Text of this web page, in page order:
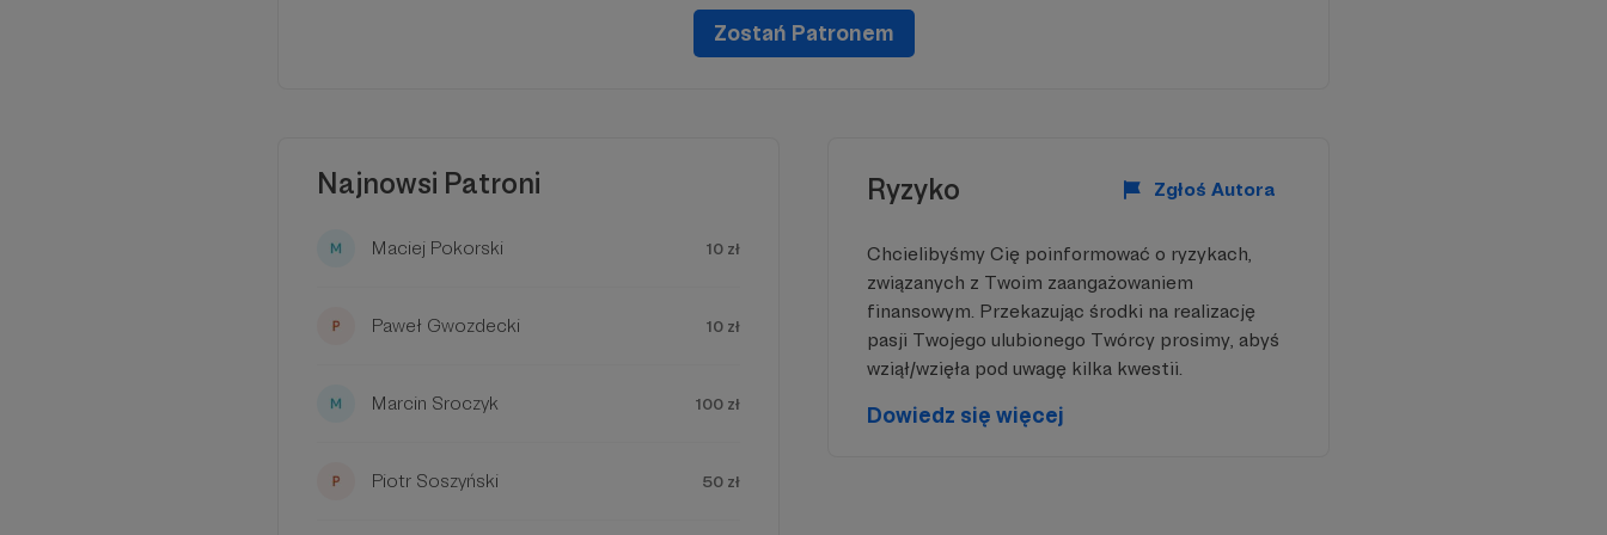
Zostań Patronem
Najnowsi Patroni
Maciej Pokorski 10 zł
Paweł Gwozdecki 10 zł
Marcin Sroczyk 100 zł
Piotr Soszyński 50 zł
Ryzyko Zgłoś Autora
Chcielibyśmy Cię poinformować o ryzykach,
związanych z Twoim zaangażowaniem
finansowym. Przekazując środki na realizację
pasji Twojego ulubionego Twórcy prosimy, abyś
wziął/wzięła pod uwagę kilka kwestii.
Dowiedz się więcej